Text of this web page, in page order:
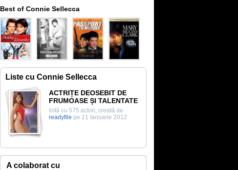
Best of Connie Sellecca
Liste cu Connie Sellecca
ACTRIȚE DEOSEBIT DE
FRUMOASE ȘI TALENTATE
listă cu 575 actori, creată de
readyfile pe 21 Ianuarie 2012
A colaborat cu